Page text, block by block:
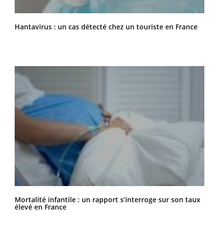
Hantavirus : un cas détecté chez un touriste en France
Mortalité infantile : un rapport s’interroge sur son taux
élevé en France